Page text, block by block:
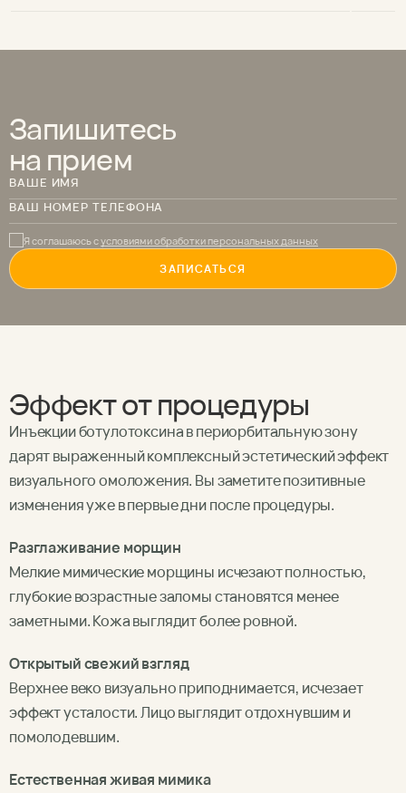
Запишитесь
на прием
ВАШЕ ИМЯ
ВАШ НОМЕР ТЕЛЕФОНА
Я соглашаюсь сусловиями обработки персональных данных
ЗАПИСАТЬСЯ
Эффект от процедуры
Инъекции ботулотоксина в периорбитальную зону
дарят выраженный комплексный эстетический эффект
визуального омоложения. Вы заметите позитивные
изменения уже в первые дни после процедуры.
Разглаживание морщин
Мелкие мимические морщины исчезают полностью,
глубокие возрастные заломы становятся менее
заметными. Кожа выглядит более ровной.
Открытый свежий взгляд
Верхнее веко визуально приподнимается, исчезает
эффект усталости. Лицо выглядит отдохнувшим и
помолодевшим.
Естественная живая мимика